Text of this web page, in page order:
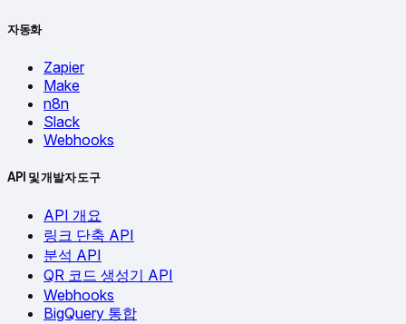
자동화
Zapier
Make
n8n
Slack
Webhooks
API 및 개발자 도구
API 개요
링크 단축 API
분석 API
QR 코드 생성기 API
Webhooks
BigQuery 통합